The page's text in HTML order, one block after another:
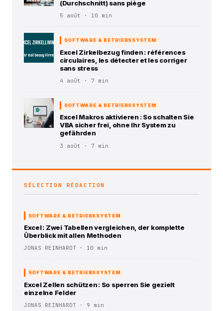
(Durchschnitt) sans piège
5 août · 10 min
SOFTWARE & BETRIEBSSYSTEM
Excel Zirkelbezug finden : références
circulaires, les détecter et les corriger
sans stress
4 août · 7 min
SOFTWARE & BETRIEBSSYSTEM
Excel Makros aktivieren : So schalten Sie
VBA sicher frei, ohne Ihr System zu
gefährden
3 août · 7 min
SÉLECTION RÉDACTION
SOFTWARE & BETRIEBSSYSTEM
Excel : Zwei Tabellen vergleichen, der komplette
Überblick mit allen Methoden
JONAS REINHARDT · 10 min
SOFTWARE & BETRIEBSSYSTEM
Excel Zellen schützen : So sperren Sie gezielt
einzelne Felder
JONAS REINHARDT · 9 min